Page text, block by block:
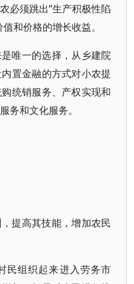
必须跳出“生产积极性陷
和价格的增长收益。
唯一的选择，从乡建院
置金融的方式对小农提
统销服务、产权实现和
务和文化服务。
提高其技能，增加农民
民组织起来进入劳务市